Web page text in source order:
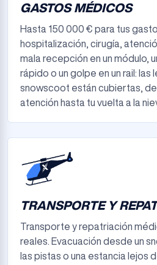
GASTOS MÉDICOS
Hasta 150 000 € para tus
hospitalización, cirugía,
mala recepción en un módulo,
rápido o un golpe en un rail: las
snowscoot están cubiertas,
atención hasta tu vuelta a la
TRANSPORTE Y
Transporte y repatriación
reales. Evacuación desde un
las pistas o una estancia lejos